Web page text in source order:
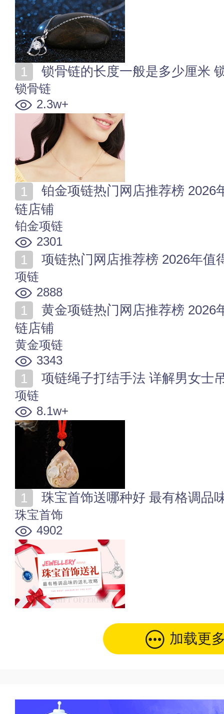
锁骨链的长度一般是多少厘米
锁骨链
2.3w+
链店铺
铂金项链
2301
项链热门网店推荐榜 2026年值
项链
2888
链店铺
黄金项链
3343
项链绳子打结手法 详解男女士
项链
8.1w+
珠宝首饰送哪种好 最有格调品
珠宝首饰
4902
加载更